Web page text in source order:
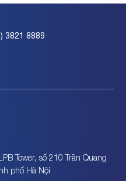
3821 8889
Tower, số 210 Trần Quang
phố Hà Nội